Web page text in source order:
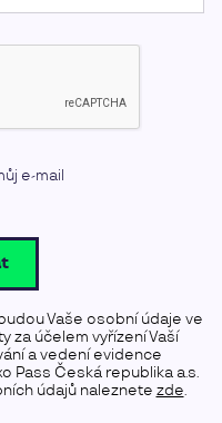
e-mail
Vaše osobní údaje ve
za účelem vyřízení Vaší
a vedení evidence
Pass Česká republika a.s.
údajů naleznete zde.